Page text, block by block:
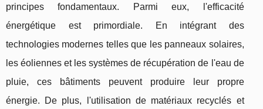
principes fondamentaux. Parmi eux, l'efficacité
énergétique est primordiale. En intégrant des
technologies modernes telles que les panneaux solaires,
les éoliennes et les systèmes de récupération de l'eau de
pluie, ces bâtiments peuvent produire leur propre
énergie. De plus, l'utilisation de matériaux recyclés et